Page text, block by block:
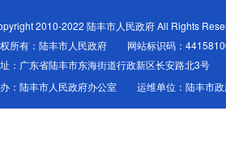
2010-2022 陆丰市人民政府 All Rights
所有：陆丰市人民政府
网站标识码：
：广东省陆丰市东海街道行政新区长安路北3号
：陆丰市人民政府办公室
运维单位：陆丰市